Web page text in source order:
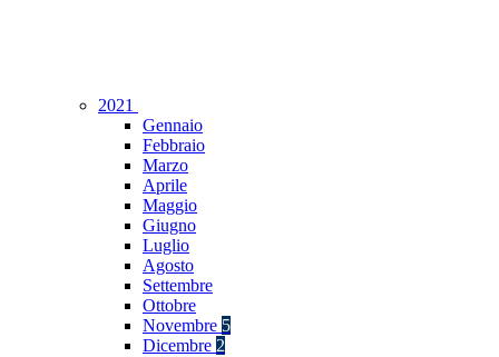
2021
Gennaio
Febbraio
Marzo
Aprile
Maggio
Giugno
Luglio
Agosto
Settembre
Ottobre
Novembre 5
Dicembre 2